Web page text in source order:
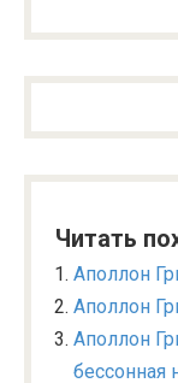
Читать
Аполлон
Аполлон
Аполлон
бессонная